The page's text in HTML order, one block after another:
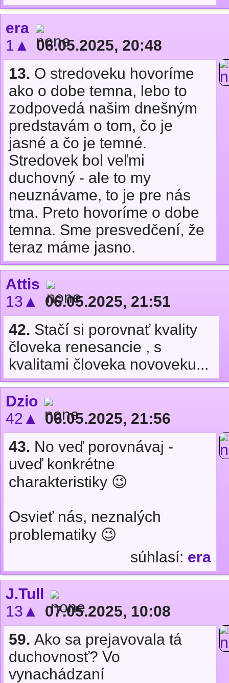
era
1▲
06.05.2025, 20:48
13. O stredoveku hovoríme
ako o dobe temna, lebo to
zodpovedá našim dnešným
predstavám o tom, čo je
jasné a čo je temné.
Stredovek bol veľmi
duchovný - ale to my
neuznávame, to je pre nás
tma. Preto hovoríme o dobe
temna. Sme presvedčení, že
teraz máme jasno.
Attis
13▲
06.05.2025, 21:51
42. Stačí si porovnať kvality
človeka renesancie , s
kvalitami človeka novoveku...
Dzio
42▲
06.05.2025, 21:56
43. No veď porovnávaj -
uveď konkrétne
charakteristiky 😉
Osvieť nás, neznalých
problematiky 😉
súhlasí: era
J.Tull
13▲
07.05.2025, 10:08
59. Ako sa prejavovala tá
duchovnosť? Vo
vynachádzaní